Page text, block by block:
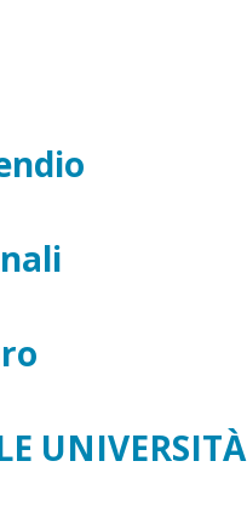
UNIVERSITÀ